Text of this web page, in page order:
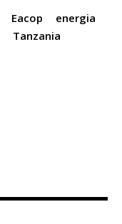
Eacop
energia
Tanzania